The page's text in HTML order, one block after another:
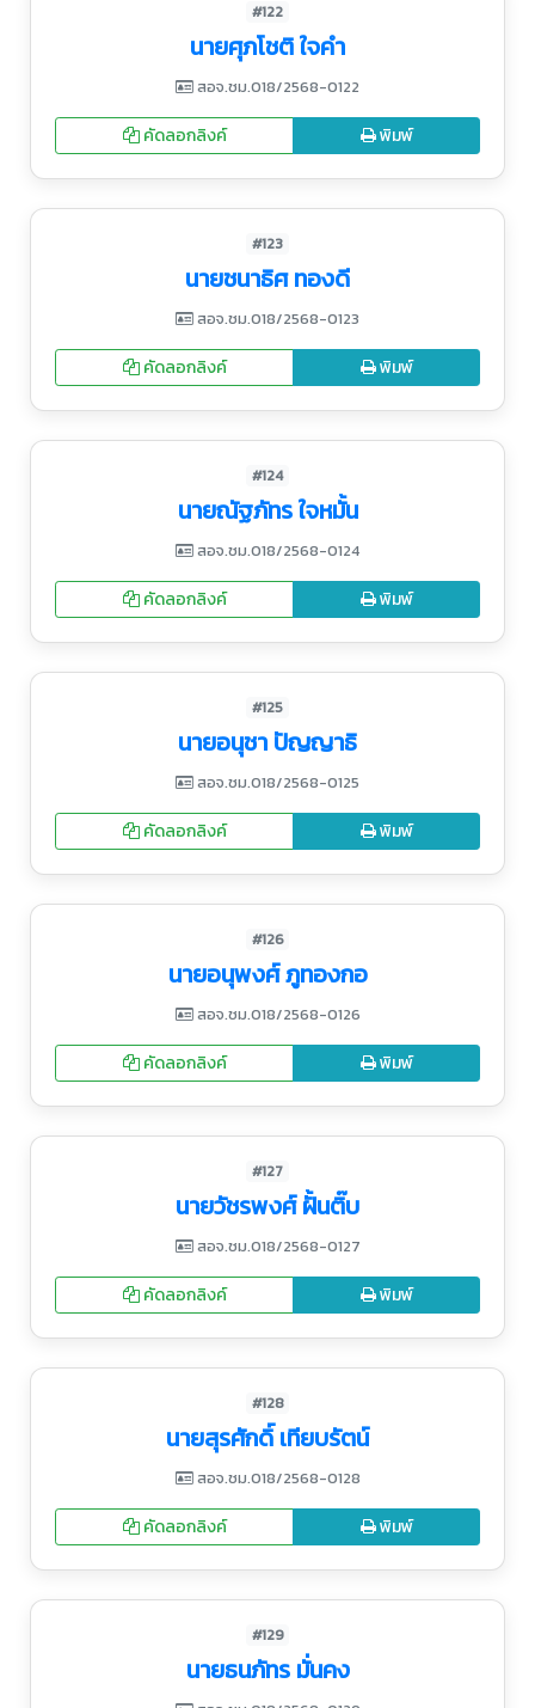
#122
นายศุภโชติ ใจคำ
สอจ.ชม.018/2568-0122
คัดลอกลิงค์ พิมพ์
#123
นายชนาธิศ ทองดี
สอจ.ชม.018/2568-0123
คัดลอกลิงค์ พิมพ์
#124
นายณัฐภัทร ใจหมั้น
สอจ.ชม.018/2568-0124
คัดลอกลิงค์ พิมพ์
#125
นายอนุชา ปัญญาธิ
สอจ.ชม.018/2568-0125
คัดลอกลิงค์ พิมพ์
#126
นายอนุพงศ์ ภูทองกอ
สอจ.ชม.018/2568-0126
คัดลอกลิงค์ พิมพ์
#127
นายวัชรพงศ์ ฝั้นติ๊บ
สอจ.ชม.018/2568-0127
คัดลอกลิงค์ พิมพ์
#128
นายสุรศักดิ์ เทียบรัตน์
สอจ.ชม.018/2568-0128
คัดลอกลิงค์ พิมพ์
#129
นายธนภัทร มั่นคง